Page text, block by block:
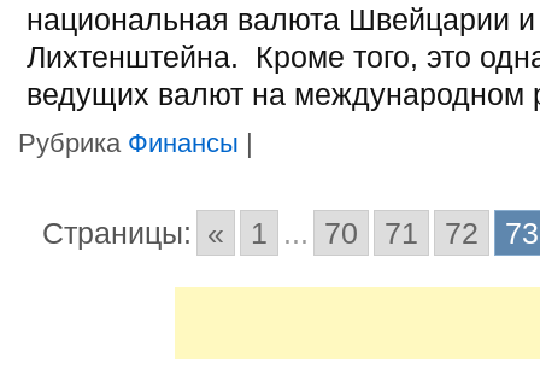
национальная валюта Швейцарии и
Лихтенштейна. Кроме того, это
ведущих валют на международном
Рубрика Финансы |
Страницы: « 1 ... 70 71 72 73